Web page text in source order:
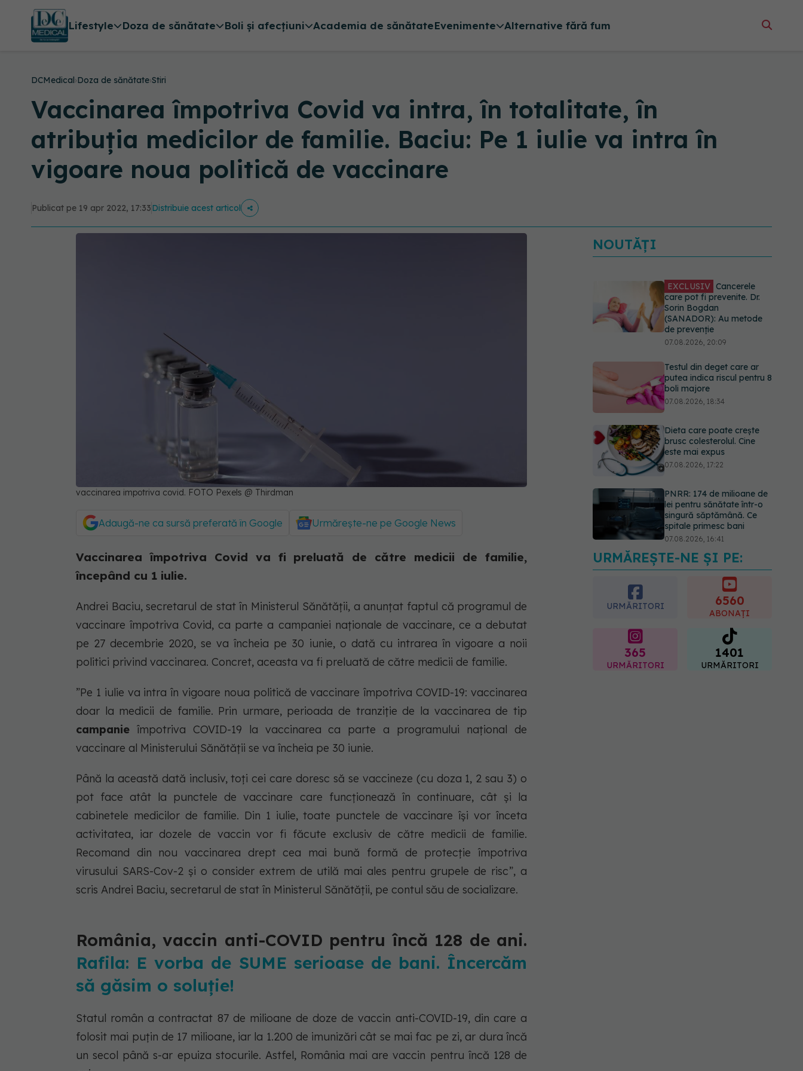
Lifestyle Doza de sănătate Boli și afecțiuni Academia de sănătateEvenimente Alternative fără fum
DCMedical›Doza de sănătate›Stiri
Vaccinarea împotriva Covid va intra, în totalitate, în
atribuția medicilor de familie. Baciu: Pe 1 iulie va intra în
vigoare noua politică de vaccinare
Publicat pe 19 apr 2022, 17:33Distribuie acest articol
vaccinarea impotriva covid. FOTO Pexels @ Thirdman
Adaugă-ne ca sursă preferată în Google Urmărește-ne pe Google News
Vaccinarea împotriva Covid va fi preluată de către medicii de familie,
începând cu 1 iulie.
Andrei Baciu, secretarul de stat în Ministerul Sănătăţii, a anunțat faptul că programul de
vaccinare împotriva Covid, ca parte a campaniei naționale de vaccinare, ce a debutat
pe 27 decembrie 2020, se va încheia pe 30 iunie, o dată cu intrarea în vigoare a noii
politici privind vaccinarea. Concret, aceasta va fi preluată de către medicii de familie.
”Pe 1 iulie va intra în vigoare noua politică de vaccinare împotriva COVID-19: vaccinarea
doar la medicii de familie. Prin urmare, perioada de tranziție de la vaccinarea de tip
campanie împotriva COVID-19 la vaccinarea ca parte a programului național de
vaccinare al Ministerului Sănătății se va încheia pe 30 iunie.
Până la această dată inclusiv, toți cei care doresc să se vaccineze (cu doza 1, 2 sau 3) o
pot face atât la punctele de vaccinare care funcționează în continuare, cât și la
cabinetele medicilor de familie. Din 1 iulie, toate punctele de vaccinare își vor înceta
activitatea, iar dozele de vaccin vor fi făcute exclusiv de către medicii de familie.
Recomand din nou vaccinarea drept cea mai bună formă de protecție împotriva
virusului SARS-Cov-2 și o consider extrem de utilă mai ales pentru grupele de risc”, a
scris Andrei Baciu, secretarul de stat în Ministerul Sănătății, pe contul său de socializare.
România, vaccin anti-COVID pentru încă 128 de ani.
Rafila: E vorba de SUME serioase de bani. Încercăm
să găsim o soluţie!
Statul român a contractat 87 de milioane de doze de vaccin anti-COVID-19, din care a
folosit mai puțin de 17 milioane, iar la 1.200 de imunizări cât se mai fac pe zi, ar dura încă
un secol până s-ar epuiza stocurile. Astfel, România mai are vaccin pentru încă 128 de
NOUTĂȚI
EXCLUSIV Cancerele
care pot fi prevenite. Dr.
Sorin Bogdan
(SANADOR): Au metode
de prevenție
07.08.2026, 20:09
Testul din deget care ar
putea indica riscul pentru 8
boli majore
07.08.2026, 18:34
Dieta care poate crește
brusc colesterolul. Cine
este mai expus
07.08.2026, 17:22
PNRR: 174 de milioane de
lei pentru sănătate într-o
singură săptămână. Ce
spitale primesc bani
07.08.2026, 16:41
Ce spune culoarea ta
preferată despre vârsta
pe care o ai. Care este
"codul cromatic" al
URMĂREȘTE-NE ȘI PE:
URMĂRITORI 6560
ABONAȚI
365
URMĂRITORI
1401
URMĂRITORI